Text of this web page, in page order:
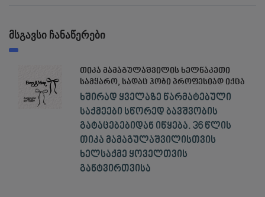
მსგავსი ჩანაწერები
თიკა მამაგულაშვილის ხელნაკეთი
სამყარო, სადაც ჰობი პროფესიად იქცა
ხშირად ყველაზე წარმატებული
საქმეები სწორედ ბავშვობის
გატაცებებიდან იწყება. 36 წლის
თიკა მამაგულაშვილისთვის
ხელსაქმე ყოველთვის
განტვირთვისა